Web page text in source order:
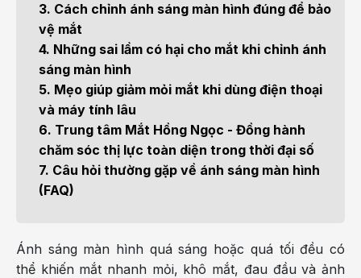
3. Cách chỉnh ánh sáng màn hình đúng để bảo
vệ mắt
4. Những sai lầm có hại cho mắt khi chỉnh ánh
sáng màn hình
5. Mẹo giúp giảm mỏi mắt khi dùng điện thoại
và máy tính lâu
6. Trung tâm Mắt Hồng Ngọc - Đồng hành
chăm sóc thị lực toàn diện trong thời đại số
7. Câu hỏi thường gặp về ánh sáng màn hình
(FAQ)
Ánh sáng màn hình quá sáng hoặc quá tối đều có
thể khiến mắt nhanh mỏi, khô mắt, đau đầu và ảnh